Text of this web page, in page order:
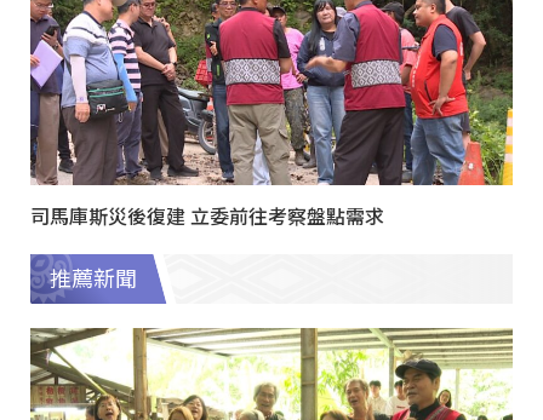
司馬庫斯災後復建 立委前往考察盤點需求
推薦新聞